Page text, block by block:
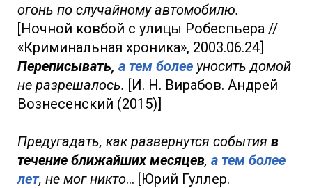
огонь по случайному автомобилю.
[Ночной ковбой с улицы Робеспьера //
«Криминальная хроника», 2003.06.24]
Переписывать, а тем более уносить домой
не разрешалось. [И. Н. Вирабов. Андрей
Вознесенский (2015)]
Предугадать, как развернутся события в
течение ближайших месяцев, а тем более
лет, не мог никто… [Юрий Гуллер.